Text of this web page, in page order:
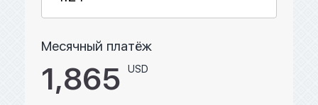
Месячный платёж
1,865 USD